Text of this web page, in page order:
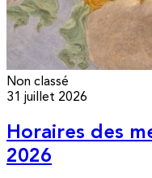
Non classé
31 juillet 2026
Horaires des
2026